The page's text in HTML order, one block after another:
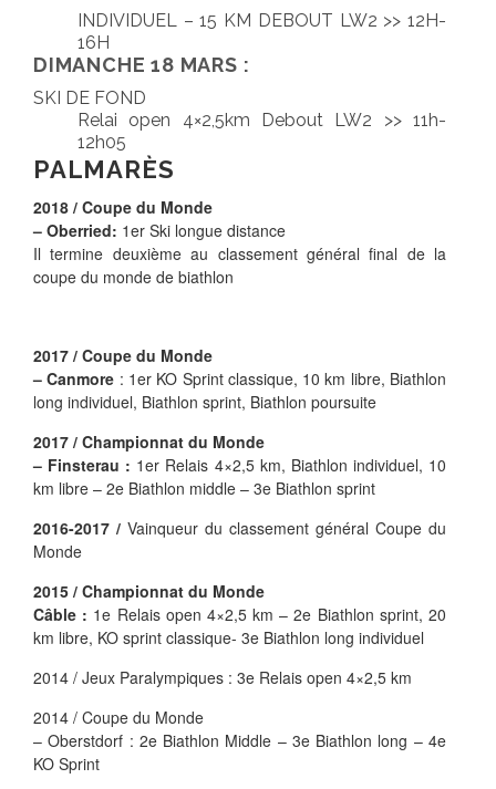
INDIVIDUEL – 15 KM DEBOUT LW2 >> 12H-
16H
DIMANCHE 18 MARS :
SKI DE FOND
Relai open 4×2,5km Debout LW2 >> 11h-
12h05
PALMARÈS
2018 / Coupe du Monde
– Oberried: 1er Ski longue distance
Il termine deuxième au classement général final de la
coupe du monde de biathlon
2017 / Coupe du Monde
– Canmore : 1er KO Sprint classique, 10 km libre, Biathlon
long individuel, Biathlon sprint, Biathlon poursuite
2017 / Championnat du Monde
– Finsterau : 1er Relais 4×2,5 km, Biathlon individuel, 10
km libre – 2e Biathlon middle – 3e Biathlon sprint
2016-2017 / Vainqueur du classement général Coupe du
Monde
2015 / Championnat du Monde
Câble : 1e Relais open 4×2,5 km – 2e Biathlon sprint, 20
km libre, KO sprint classique- 3e Biathlon long individuel
2014 / Jeux Paralympiques : 3e Relais open 4×2,5 km
2014 / Coupe du Monde
– Oberstdorf : 2e Biathlon Middle – 3e Biathlon long – 4e
KO Sprint